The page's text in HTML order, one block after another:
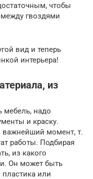
чтобы
между гвоздями
вид и теперь
интерьера!
из
мебель, надо
и краску.
момент, т.
работы. Подбирая
из какого
Он может быть
пластика или